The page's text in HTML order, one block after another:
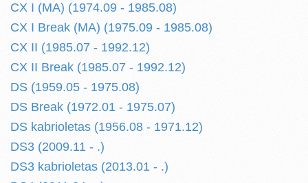
CX I (MA) (1974.09 - 1985.08)
CX I Break (MA) (1975.09 - 1985.08)
CX II (1985.07 - 1992.12)
CX II Break (1985.07 - 1992.12)
DS (1959.05 - 1975.08)
DS Break (1972.01 - 1975.07)
DS kabrioletas (1956.08 - 1971.12)
DS3 (2009.11 - .)
DS3 kabrioletas (2013.01 - .)